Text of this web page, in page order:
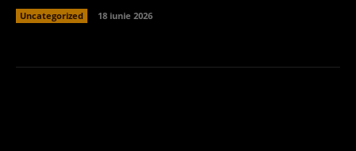
Uncategorized 18 iunie 2026